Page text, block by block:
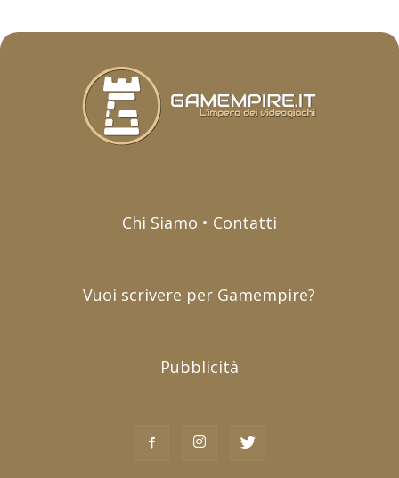
Chi Siamo • Contatti
Vuoi scrivere per Gamempire?
Pubblicità